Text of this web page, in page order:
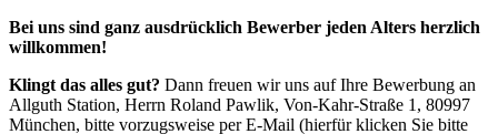
Bei uns sind ganz ausdrücklich Bewerber jeden Alters herzlich
willkommen!
Klingt das alles gut? Dann freuen wir uns auf Ihre Bewerbung an
Allguth Station, Herrn Roland Pawlik, Von-Kahr-Straße 1, 80997
München, bitte vorzugsweise per E-Mail (hierfür klicken Sie bitte